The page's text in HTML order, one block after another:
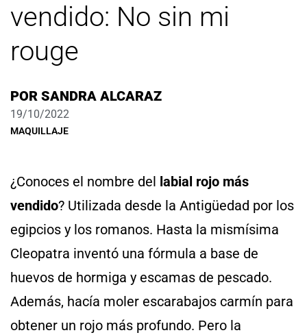
vendido: No sin mi
rouge
POR SANDRA ALCARAZ
19/10/2022
MAQUILLAJE
¿Conoces el nombre del labial rojo más
vendido? Utilizada desde la Antigüedad por los
egipcios y los romanos. Hasta la mismísima
Cleopatra inventó una fórmula a base de
huevos de hormiga y escamas de pescado.
Además, hacía moler escarabajos carmín para
obtener un rojo más profundo. Pero la